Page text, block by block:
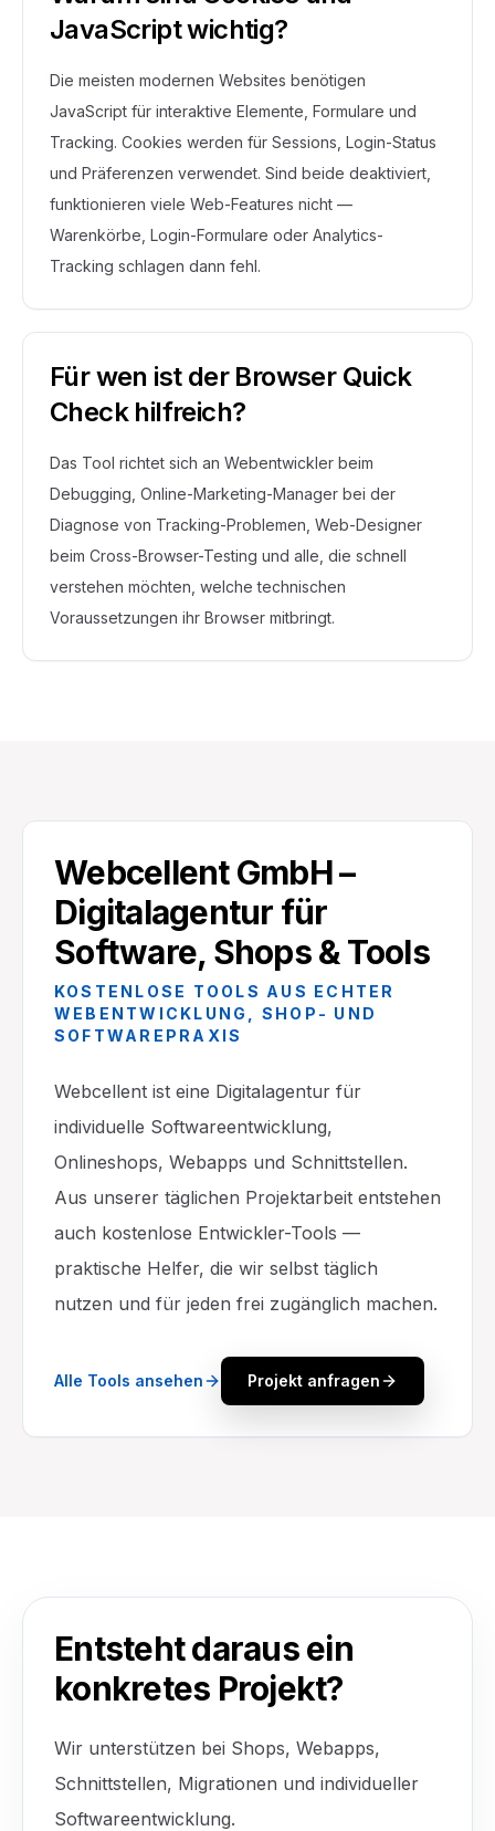
JavaScript wichtig?
Die meisten modernen Websites benötigen
JavaScript für interaktive Elemente, Formulare und
Tracking. Cookies werden für Sessions, Login-Status
und Präferenzen verwendet. Sind beide deaktiviert,
funktionieren viele Web-Features nicht —
Warenkörbe, Login-Formulare oder Analytics-
Tracking schlagen dann fehl.
Für wen ist der Browser Quick
Check hilfreich?
Das Tool richtet sich an Webentwickler beim
Debugging, Online-Marketing-Manager bei der
Diagnose von Tracking-Problemen, Web-Designer
beim Cross-Browser-Testing und alle, die schnell
verstehen möchten, welche technischen
Voraussetzungen ihr Browser mitbringt.
Webcellent GmbH –
Digitalagentur für
Software, Shops & Tools
KOSTENLOSE TOOLS AUS ECHTER
WEBENTWICKLUNG, SHOP- UND
SOFTWAREPRAXIS
Webcellent ist eine Digitalagentur für
individuelle Softwareentwicklung,
Onlineshops, Webapps und Schnittstellen.
Aus unserer täglichen Projektarbeit entstehen
auch kostenlose Entwickler-Tools —
praktische Helfer, die wir selbst täglich
nutzen und für jeden frei zugänglich machen.
Alle Tools ansehen Projekt anfragen
Entsteht daraus ein
konkretes Projekt?
Wir unterstützen bei Shops, Webapps,
Schnittstellen, Migrationen und individueller
Softwareentwicklung.